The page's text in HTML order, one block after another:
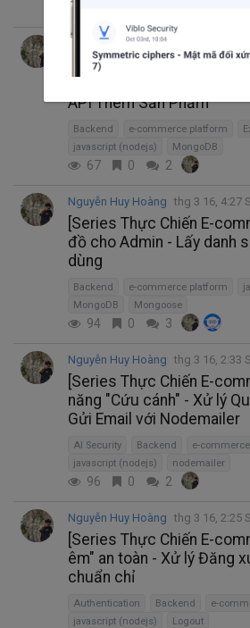
Nguyễn Huy Hoàng
[Series Thực Chiến E-
Đưa hàng lên kệ - Thiết
API Thêm Sản Phẩm
Backend e-commerce platform
javascript (nodejs)
MongoDB
67 0 2
Nguyễn Huy Hoàng thg 3 16, 4:27
[Series Thực Chiến E-
đồ cho Admin - Lấy danh
dùng
Backend e-commerce platform
MongoDB
Mongoose
94 0 3
Nguyễn Huy Hoàng thg 3 16, 2:33
[Series Thực Chiến E-
năng "Cứu cánh" - Xử lý
Gửi Email với Nodemailer
AI Security Backend
e-
javascript (nodejs)
nodemailer
96 0 2
Nguyễn Huy Hoàng thg 3 16, 2:25
[Series Thực Chiến E-
êm" an toàn - Xử lý Đăng
chuẩn chỉ
Authentication Backend
e-
javascript (nodejs)
Logout